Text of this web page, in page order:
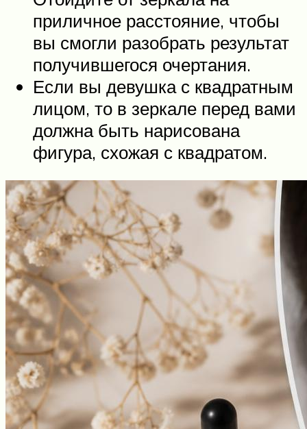
приличное расстояние, чтобы
вы смогли разобрать результат
получившегося очертания.
Если вы девушка с квадратным
лицом, то в зеркале перед вами
должна быть нарисована
фигура, схожая с квадратом.